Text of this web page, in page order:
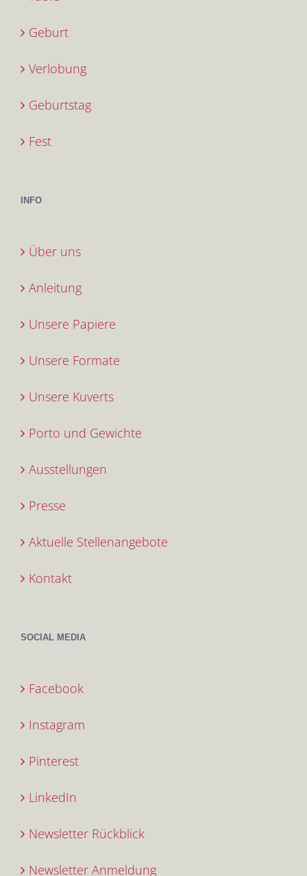
Geburt
Verlobung
Geburtstag
Fest
INFO
Über uns
Anleitung
Unsere Papiere
Unsere Formate
Unsere Kuverts
Porto und Gewichte
Ausstellungen
Presse
Aktuelle Stellenangebote
Kontakt
SOCIAL MEDIA
Facebook
Instagram
Pinterest
LinkedIn
Newsletter Rückblick
Newsletter Anmeldung